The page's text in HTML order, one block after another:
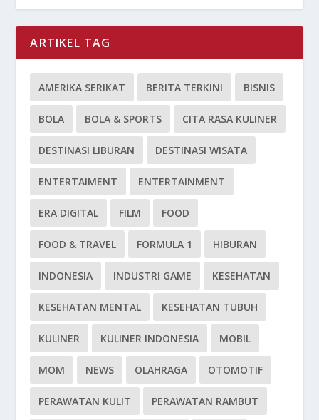
ARTIKEL TAG
AMERIKA SERIKAT BERITA TERKINI BISNIS
BOLA BOLA & SPORTS CITA RASA KULINER
DESTINASI LIBURAN DESTINASI WISATA
ENTERTAIMENT ENTERTAINMENT
ERA DIGITAL FILM FOOD
FOOD & TRAVEL FORMULA 1 HIBURAN
INDONESIA INDUSTRI GAME KESEHATAN
KESEHATAN MENTAL KESEHATAN TUBUH
KULINER KULINER INDONESIA MOBIL
MOM NEWS OLAHRAGA OTOMOTIF
PERAWATAN KULIT PERAWATAN RAMBUT